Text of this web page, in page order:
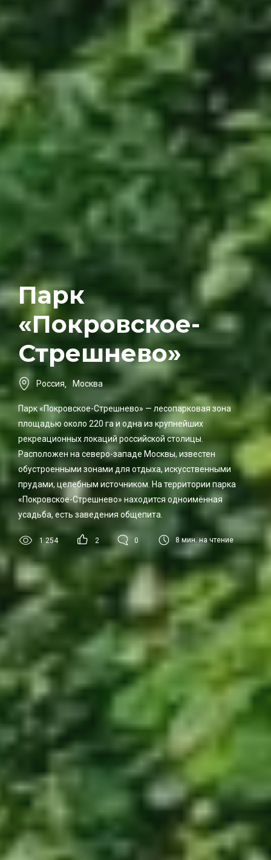
Парк
«Покровское-
Стрешнево»
Россия, Москва
Парк «Покровское-Стрешнево» — лесопарковая зона
площадью около 220 га и одна из крупнейших
рекреационных локаций российской столицы.
Расположен на северо-западе Москвы, известен
обустроенными зонами для отдыха, искусственными
прудами, целебным источником. На территории парка
«Покровское-Стрешнево» находится одноимённая
усадьба, есть заведения общепита.
1 254 2 0 8 мин. на чтение